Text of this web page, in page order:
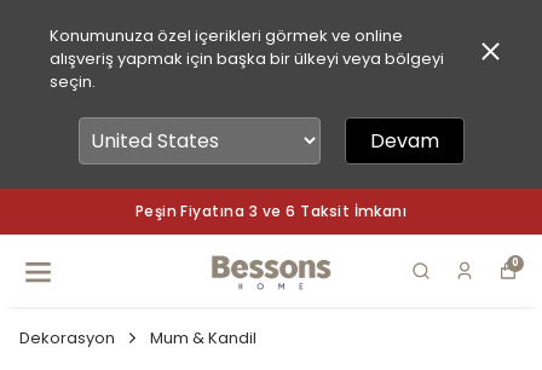
Konumunuza özel içerikleri görmek ve online
alışveriş yapmak için başka bir ülkeyi veya bölgeyi
seçin.
Devam
Peşin Fiyatına 3 ve 6 Taksit İmkanı
0
Dekorasyon Mum & Kandil